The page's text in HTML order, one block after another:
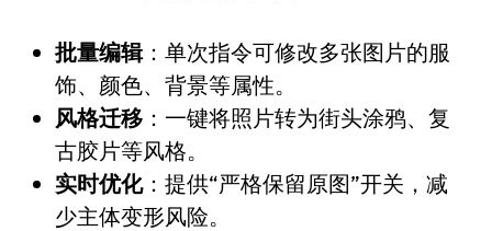
批量编辑：单次指令可修改多张图片的服
饰、颜色、背景等属性。
风格迁移：一键将照片转为街头涂鸦、复
古胶片等风格。
实时优化：提供“严格保留原图”开关，减
少主体变形风险。